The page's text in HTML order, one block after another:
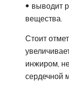
выводит
вещества.
Стоит
инжиром,
сердечной